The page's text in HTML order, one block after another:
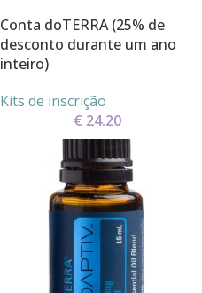
Conta doTERRA (25% de
desconto durante um ano
inteiro)
Kits de inscrição
€ 24.20